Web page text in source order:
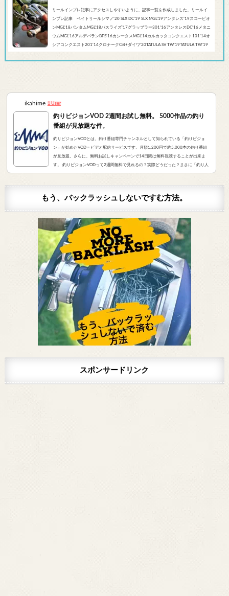
リールインプレ記事にアクセスしやすいように、記事一覧を作成しました。リールイ
ンプレ記事 ベイトリールシマノ'20 SLX DC’19 SLX MGL'19アンタレス’19スコーピオ
ンMGL'18バンタムMGL'18バスライズ’17グラップラー301‘16アンタレスDC’16メタニ
ウムMGL’16アルデバランBFS’16カシータスMGL’14カルカッタコンクエスト101’14オ
シアコンクエスト201'14クロナークCi4+ダイワ’20TATULA SV TW'19TATULA TW'19
ガルシア’...
ikahime 1 User
釣りビジョンVOD 2週間お試し無料。 5000作品の釣り
番組が見放題な件。
釣りビジョンVODとは、釣り番組専門チャンネルとして知られている「釣りビジョ
ン」が始めたVOD＝ビデオ配信サービスです。月額1,200円で約5,000本の釣り番組
が見放題。さらに、無料お試しキャンペーンで14日間は無料視聴することが出来ま
す。 釣りビジョンVODって2週間無料で見れるの？実際どうだった？まさに「釣り人
が求めていたVOD」でした。実際にサービスを申し込んだので、レビューをお伝えし
もう、バックラッシュしないですむ方法。
スポンサードリンク